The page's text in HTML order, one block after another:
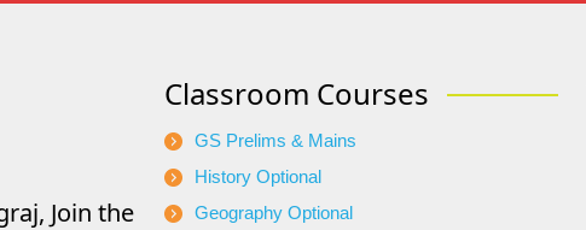
Join the
Classroom Courses
GS Prelims & Mains
History Optional
Geography Optional